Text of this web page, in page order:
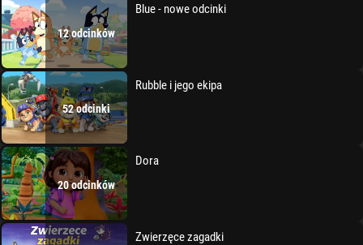
12 odcinków
Blue - nowe odcinki
52 odcinki
Rubble i jego ekipa
20 odcinków
Dora
Zwierzęce zagadki